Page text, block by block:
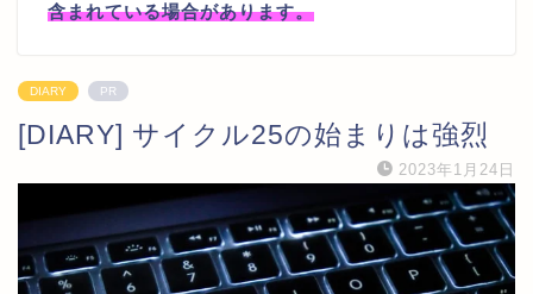
含まれている場合があります。
DIARY PR
[DIARY] サイクル25の始まりは強烈
2023年1月24日